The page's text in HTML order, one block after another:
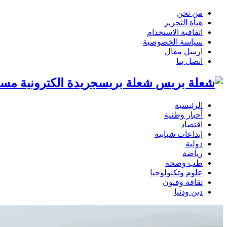
من نحن
هيأة التحرير
اتفاقية الاستخدام
سياسة الخصوصية
ارسل مقال
اتصل بنا
شعلة بريسجريدة الكترونية
الرئيسية
أخبار وطنية
اقتصاد
إبداعات شبابية
دولية
رياضة
طب وصحة
علوم وتكنولوجيا
ثقافة وفنون
دين ودنيا